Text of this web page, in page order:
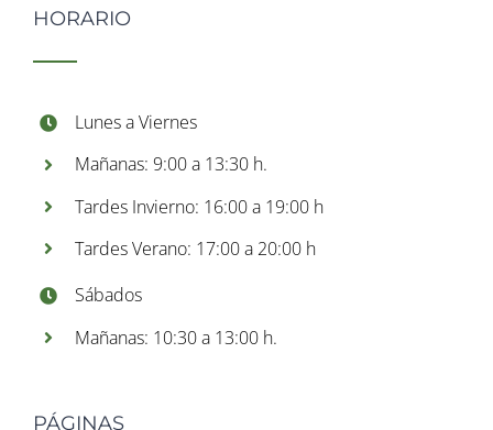
HORARIO
Lunes a Viernes
Mañanas: 9:00 a 13:30 h.
Tardes Invierno: 16:00 a 19:00 h
Tardes Verano: 17:00 a 20:00 h
Sábados
Mañanas: 10:30 a 13:00 h.
PÁGINAS